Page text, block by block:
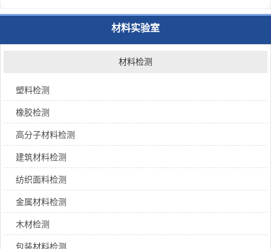
材料实验室
材料检测
塑料检测
橡胶检测
高分子材料检测
建筑材料检测
纺织面料检测
金属材料检测
木材检测
包装材料检测